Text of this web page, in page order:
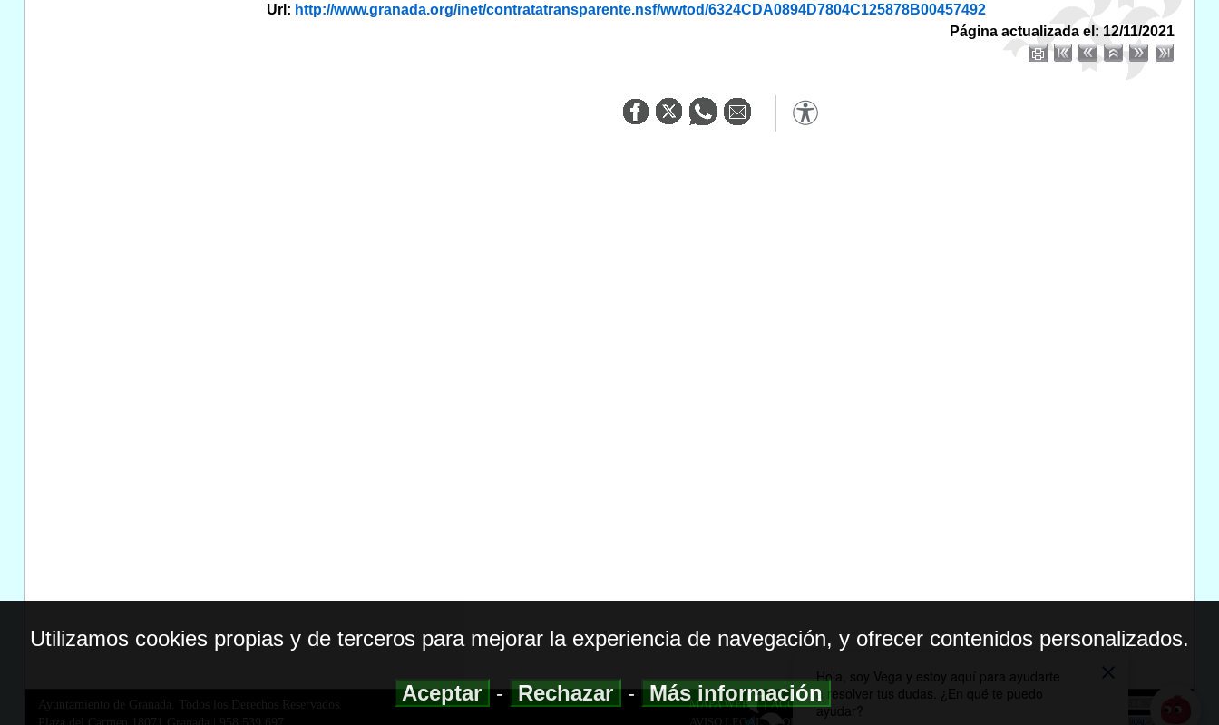
Url: http://www.granada.org/inet/contratatransparente.nsf/wwtod/6324CDA0894D7804C125878B00457492
Página actualizada el: 12/11/2021
Ayuntamiento de Granada. Todos los Derechos Reservados.
MAPA WEB|ACCESIBILIDAD
AVISO LEGAL| POLITICA DE PRIVACIDAD
Utilizamos cookies propias y de terceros para mejorar la experiencia de navegación, y ofrecer contenidos personalizados.
Aceptar-Rechazar-Más información